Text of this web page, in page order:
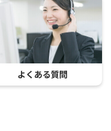
よくある質問